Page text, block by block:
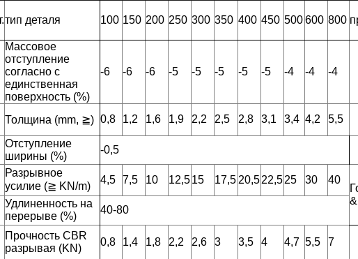
Мы скоро тебе перезвоним!
тип деталя 100 150 200 250 300 350 400 450 500600 800
Массовое
отступление
согласно с
единственная
поверхность (%)
-6 -6 -6 -5 -5 -5 -5 -5 -4 -4 -4
Толщина (mm, ≧) 0,8 1,2 1,6 1,9 2,2 2,5 2,8 3,1 3,4 4,2 5,5
Отступление
ширины (%)
-0,5
Разрывное
усилие (≧ KN/m)
4,5 7,5 10 12,515 17,5 20,522,525 30 40
Удлиненность на
перерыве (%)
40-80
Прочность CBR
разрывая (KN)
0,8 1,4 1,8 2,2 2,6 3 3,5 4 4,7 5,5 7